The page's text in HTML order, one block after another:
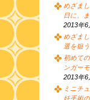
めざま
日に、
2013年6
めざま
選を狙う
初めて
ンガー
2013年6
ミニチ
妊手術の